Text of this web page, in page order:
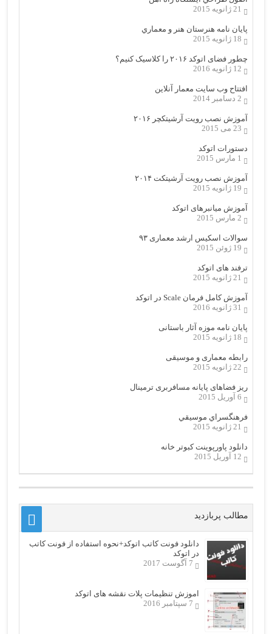
21 ژانویه 2015
پایان نامه هنرستان هنر و معماري
18 ژانویه 2015
چطور فضای اتوکد ۲۰۱۶ را کلاسیک کنیم؟
12 ژانویه 2016
افتتاح وب سایت معمار آنلاین
2 دسامبر 2014
آموزش نصب رویت آرشیتکچر ۲۰۱۶
23 می 2015
دستورات اتوکد
1 مارس 2015
آموزش نصب رویت آرشیتکت ۲۰۱۴
19 ژانویه 2015
آموزش میانبرهای اتوکد
2 مارس 2015
سوالات اسکیس ارشد معماری ۹۳
19 ژوئن 2015
ترفند های اتوکد
21 ژانویه 2015
آموزش کامل فرمان Scale در اتوکد
31 ژانویه 2016
پایان نامه موزه آثار باستانی
18 ژانویه 2015
رابطه معماری و موسیقی
22 ژانویه 2015
ریز فضاهای پایانه مسافربری ترمینال
6 آوریل 2015
فرهنگسراي موسيقي
21 ژانویه 2015
دانلود پاورپوینت کبوتر خانه
12 آوریل 2015
مطالب پربازدید
دانلود فونت کاتب اتوکد+نحوه استفاده از فونت کاتب
در اتوکد
7 آگوست 2017
اموزش تنظیمات پلات نقشه های اتوکد
7 سپتامبر 2016